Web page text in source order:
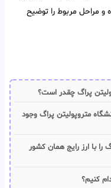
و مراحل مربوط را توضیح
پراگ چقدر است؟
متروپولیتن پراگ وجود
را با ارز رایج همان کشور
کنیم؟